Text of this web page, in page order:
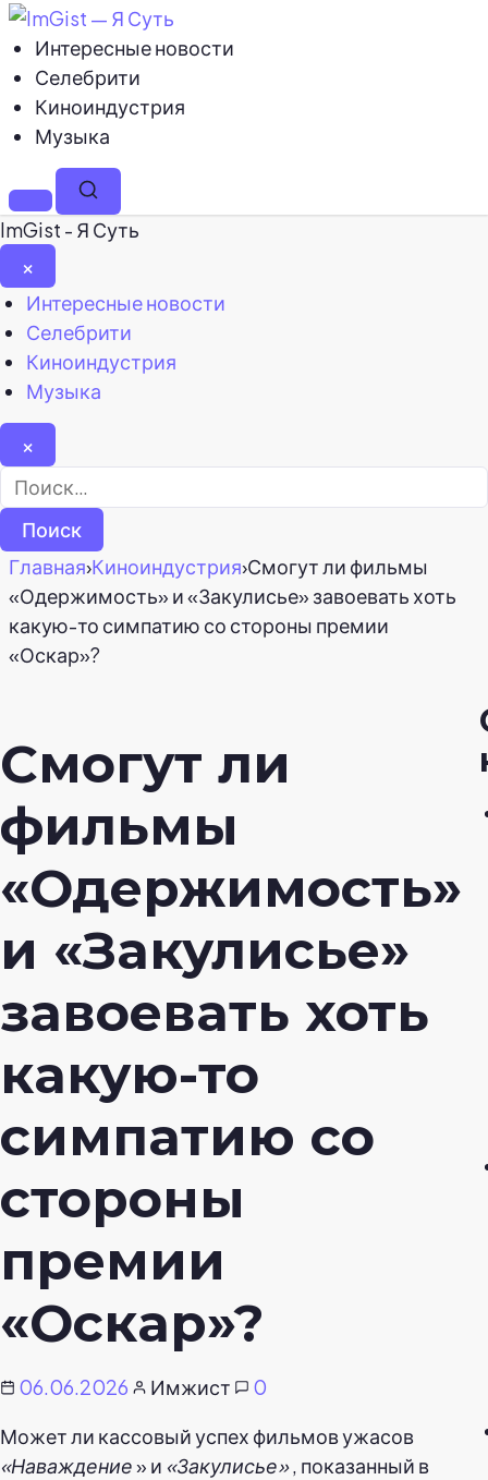
Интересные новости
Селебрити
Киноиндустрия
Музыка
МенюПоиск
ImGist - Я Суть
×
Закрыть
меню
Интересные новости
Селебрити
Киноиндустрия
Музыка
×
Найти:
Главная›Киноиндустрия›Смогут ли фильмы
«Одержимость» и «Закулисье» завоевать хоть
какую-то симпатию со стороны премии
«Оскар»?
Смогут ли
фильмы
«Одержимость»
и «Закулисье»
завоевать хоть
какую-то
симпатию со
стороны
премии
«Оскар»?
06.06.2026 Имжист
0
Может ли кассовый успех фильмов ужасов
«Наваждение» и «Закулисье», показанный в